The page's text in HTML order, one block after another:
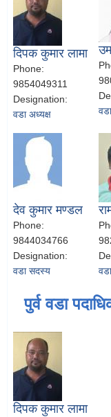
दिपक कुमार लामा
Phone:
9854049311
Designation:
वडा अध्यक्ष
देव कुमार मण्डल
Phone:
9844034766
Designation:
वडा सदस्य
पुर्व वडा
दिपक कुमार लामा